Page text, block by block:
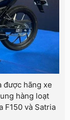
được hãng xe
hàng loạt
F150 và Satria